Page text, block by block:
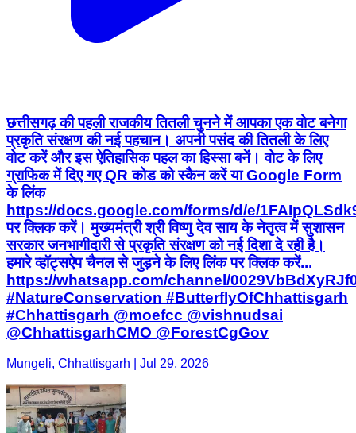
छत्तीसगढ़ की पहली राजकीय तितली चुनने में आपका एक वोट बनेगा
प्रकृति संरक्षण की नई पहचान। अपनी पसंद की तितली के लिए
वोट करें और इस ऐतिहासिक पहल का हिस्सा बनें। वोट के लिए
ग्राफिक में दिए गए QR कोड को स्कैन करें या Google Form
के लिंक
https://docs.google.com/forms/d/e/
पर क्लिक करें। मुख्यमंत्री श्री विष्णु देव साय के नेतृत्व में सुशासन
सरकार जनभागीदारी से प्रकृति संरक्षण को नई दिशा दे रही है।
हमारे व्हॉट्सऐप चैनल से जुड़ने के लिए लिंक पर क्लिक करें...
https://whatsapp.com/channel/
#NatureConservation #ButterflyOfChhattisgarh
#Chhattisgarh @moefcc @vishnudsai
@ChhattisgarhCMO @ForestCgGov
Mungeli, Chhattisgarh | Jul 29, 2026